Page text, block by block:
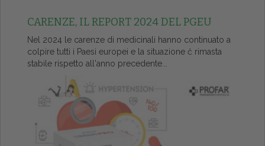
CARENZE, IL REPORT 2024 DEL PGEU
Nel 2024 le carenze di medicinali hanno continuato a
colpire tutti i Paesi europei e la situazione č rimasta
stabile rispetto all'anno precedente...